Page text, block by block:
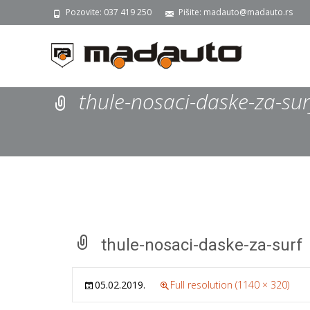
Pozovite: 037 419 250 Pišite: madauto@madauto.rs
thule-nosaci-daske-za-
thule-nosaci-daske-za-surf
05.02.2019. Full resolution (1140 × 320)